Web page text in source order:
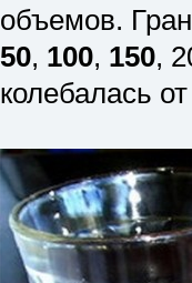
объемов.
50, 100, 150,
колебалась